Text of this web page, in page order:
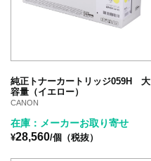
純正トナーカートリッジ059H 大
容量（イエロー）
CANON
在庫：メーカーお取り寄せ
¥28,560/個（税抜）